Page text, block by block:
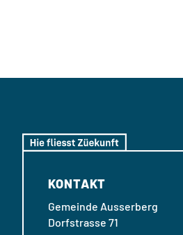
KONTAKT
Gemeinde Ausserberg
Dorfstrasse 71